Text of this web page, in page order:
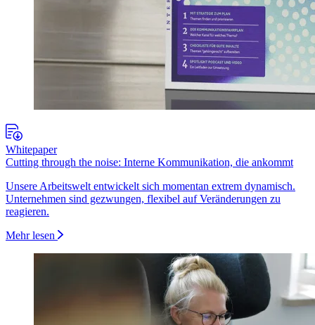
Whitepaper
Cutting through the noise: Interne Kommunikation, die ankommt
Unsere Arbeitswelt entwickelt sich momentan extrem dynamisch.
Unternehmen sind gezwungen, flexibel auf Veränderungen zu
reagieren.
Mehr lesen